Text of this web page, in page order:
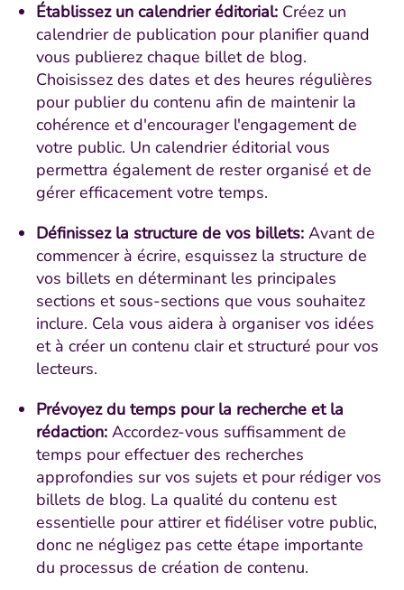
Établissez un calendrier éditorial: Créez un
calendrier de publication pour planifier quand
vous publierez chaque billet de blog.
Choisissez des dates et des heures régulières
pour publier du contenu afin de maintenir la
cohérence et d'encourager l'engagement de
votre public. Un calendrier éditorial vous
permettra également de rester organisé et de
gérer efficacement votre temps.
Définissez la structure de vos billets: Avant de
commencer à écrire, esquissez la structure de
vos billets en déterminant les principales
sections et sous-sections que vous souhaitez
inclure. Cela vous aidera à organiser vos idées
et à créer un contenu clair et structuré pour vos
lecteurs.
Prévoyez du temps pour la recherche et la
rédaction: Accordez-vous suffisamment de
temps pour effectuer des recherches
approfondies sur vos sujets et pour rédiger vos
billets de blog. La qualité du contenu est
essentielle pour attirer et fidéliser votre public,
donc ne négligez pas cette étape importante
du processus de création de contenu.